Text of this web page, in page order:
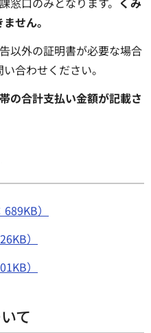
せん。
以外の証明書が必要な場合
合わせください。
の合計支払い金額が記載さ
）
）
）
て